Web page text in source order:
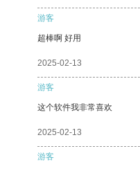
游客
超棒啊 好用
2025-02-13
游客
这个软件我非常喜欢
2025-02-13
游客